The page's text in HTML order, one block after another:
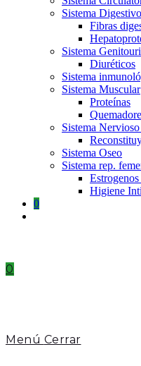
Sistema Digestivo
Fibras
Sistema
Diuréticos
Sistema
Sistema Muscular
Proteínas
Sistema
Sistema Oseo
Sistema rep.
Higiene
0
0
Menú Cerrar